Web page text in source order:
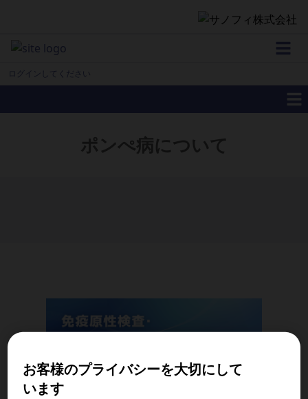
ログインしてください
お客様のプライバシーを大切にして
います